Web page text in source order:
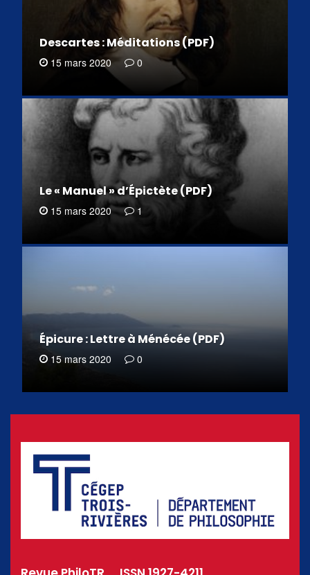
Descartes : Méditations (PDF)
15 mars 2020 0
Le « Manuel » d’Épictète (PDF)
15 mars 2020 1
Épicure : Lettre à Ménécée (PDF)
15 mars 2020 0